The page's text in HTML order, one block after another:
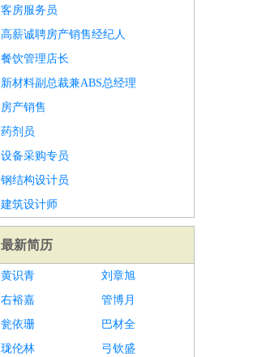
客房服务员
高薪诚聘房产销售经纪人
餐饮管理店长
新材料副总裁兼ABS总经理
房产销售
药剂员
设备采购专员
钢结构设计员
建筑设计师
最新简历
黄识青
刘章旭
右裕嘉
管博月
瓮依珊
巴材全
珑伦林
弓钦盛